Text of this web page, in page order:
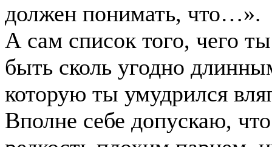
должен понимать, что…».
А сам список того, чего
быть сколь угодно
которую ты умудрился
Вполне себе допускаю,